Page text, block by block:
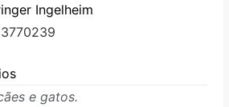
Ingelheim
e gatos.